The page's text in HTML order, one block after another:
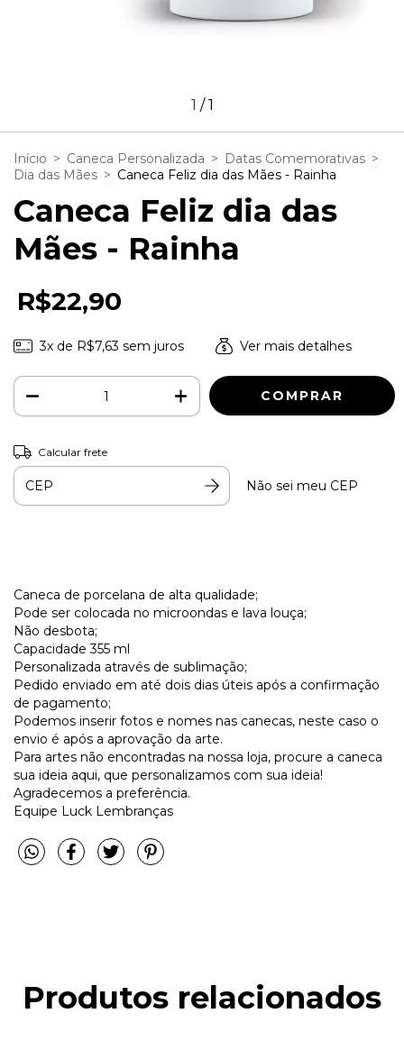
1 /1
Início > Caneca Personalizada > Datas Comemorativas >
Dia das Mães > Caneca Feliz dia das Mães - Rainha
Caneca Feliz dia das
Mães - Rainha
R$22,90
3x de R$7,63 sem juros Ver mais detalhes
Calcular frete
Não sei meu CEP
Caneca de porcelana de alta qualidade;
Pode ser colocada no microondas e lava louça;
Não desbota;
Capacidade 355 ml
Personalizada através de sublimação;
Pedido enviado em até dois dias úteis após a confirmação
de pagamento;
Podemos inserir fotos e nomes nas canecas, neste caso o
envio é após a aprovação da arte.
Para artes não encontradas na nossa loja, procure a caneca
sua ideia aqui, que personalizamos com sua ideia!
Agradecemos a preferência.
Equipe Luck Lembranças
Produtos relacionados